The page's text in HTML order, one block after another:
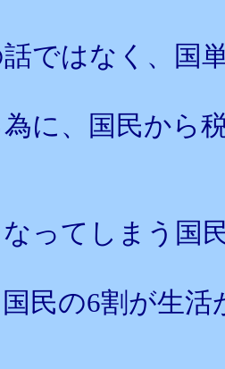
ではなく、国
に、国民から
ってしまう国
民の6割が生